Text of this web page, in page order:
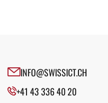
INFO@SWISSICT.CH
+41 43 336 40 20